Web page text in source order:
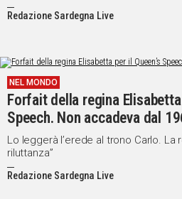
Redazione Sardegna Live
NEL MONDO
Forfait della regina Elisabetta
Speech. Non accadeva dal
Lo leggerà l’erede al trono Carlo. La
riluttanza”
Redazione Sardegna Live